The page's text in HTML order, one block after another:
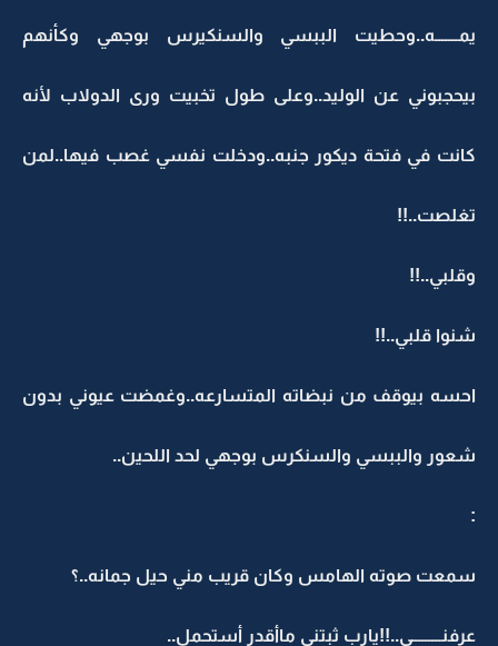
يمـــــــه..وحطيت الببسي والسنكيرس بوجهي وكأنهم
بيحجبوني عن الوليد..وعلى طول تخبيت ورى الدولاب لأنه
كانت في فتحة ديكور جنبه..ودخلت نفسي غصب فيها..لمن
تغلصت..!!
وقلبي..!!
شنوا قلبي..!!
احسه بيوقف من نبضاته المتسارعه..وغمضت عيوني بدون
شعور والببسي والسنكرس بوجهي لحد اللحين..
:
سمعت صوته الهامس وكان قريب مني حيل جمانه..؟
عرفنـــــــــي..!!يارب ثبتني ماأقدر أستحمل..